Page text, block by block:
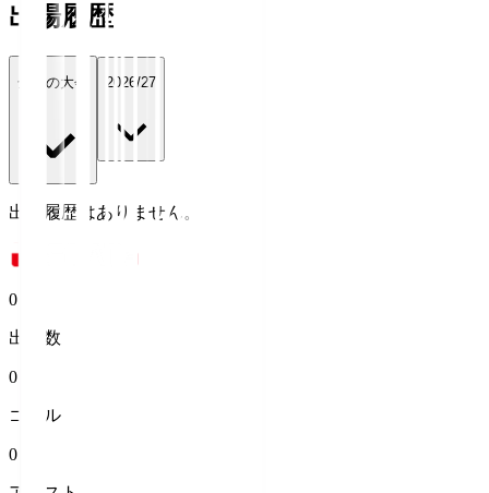
出場履歴
全ての大会 2026/27
出場履歴はありません。
0
出場数
0
ゴール
0